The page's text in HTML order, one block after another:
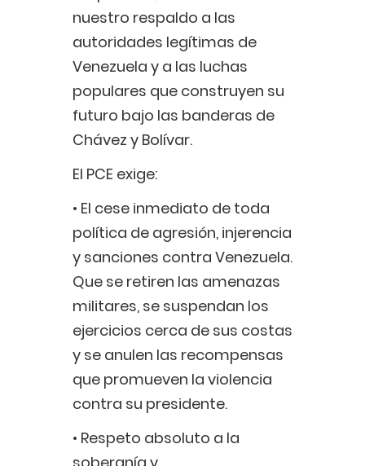
nuestro respaldo a las
autoridades legítimas de
Venezuela y a las luchas
populares que construyen su
futuro bajo las banderas de
Chávez y Bolívar.
El PCE exige:
• El cese inmediato de toda
política de agresión, injerencia
y sanciones contra Venezuela.
Que se retiren las amenazas
militares, se suspendan los
ejercicios cerca de sus costas
y se anulen las recompensas
que promueven la violencia
contra su presidente.
• Respeto absoluto a la